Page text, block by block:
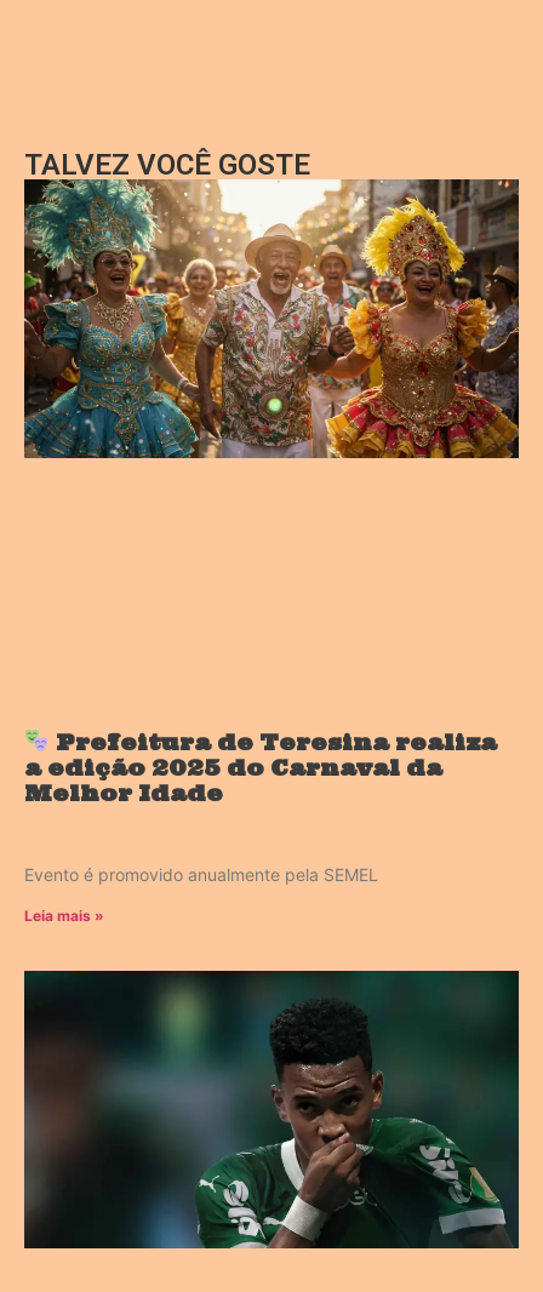
TALVEZ VOCÊ GOSTE
Prefeitura de Teresina realiza
a edição 2025 do Carnaval da
Melhor Idade
Evento é promovido anualmente pela SEMEL
Leia mais »